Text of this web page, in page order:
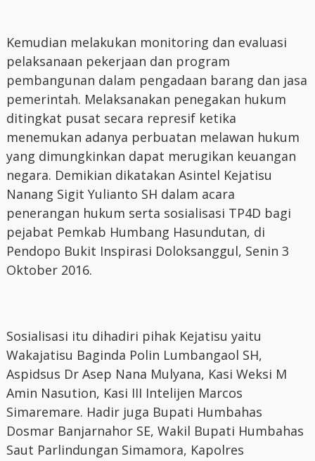
Kemudian melakukan monitoring dan evaluasi
pelaksanaan pekerjaan dan program
pembangunan dalam pengadaan barang dan jasa
pemerintah. Melaksanakan penegakan hukum
ditingkat pusat secara represif ketika
menemukan adanya perbuatan melawan hukum
yang dimungkinkan dapat merugikan keuangan
negara. Demikian dikatakan Asintel Kejatisu
Nanang Sigit Yulianto SH dalam acara
penerangan hukum serta sosialisasi TP4D bagi
pejabat Pemkab Humbang Hasundutan, di
Pendopo Bukit Inspirasi Doloksanggul, Senin 3
Oktober 2016.
Sosialisasi itu dihadiri pihak Kejatisu yaitu
Wakajatisu Baginda Polin Lumbangaol SH,
Aspidsus Dr Asep Nana Mulyana, Kasi Weksi M
Amin Nasution, Kasi III Intelijen Marcos
Simaremare. Hadir juga Bupati Humbahas
Dosmar Banjarnahor SE, Wakil Bupati Humbahas
Saut Parlindungan Simamora, Kapolres